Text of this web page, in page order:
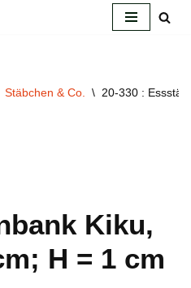
Stäbchen & Co. \ 20-330 :
Kiku,
H = 1 cm